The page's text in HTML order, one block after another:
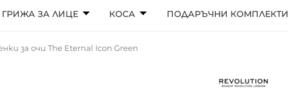
ГРИЖА ЗА ЛИЦЕ КОСА ПОДАРЪЧНИ КОМПЛЕКТИ
за очи The Eternal Icon Green